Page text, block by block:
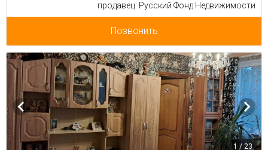
продавец: Русский Фонд Недвижимости
Позвонить
1 / 23